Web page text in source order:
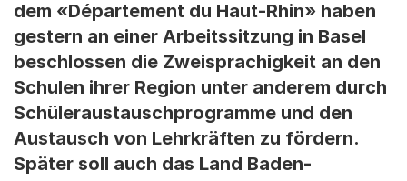
dem «Département du Haut-Rhin» haben
gestern an einer Arbeitssitzung in Basel
beschlossen die Zweisprachigkeit an den
Schulen ihrer Region unter anderem durch
Schüleraustauschprogramme und den
Austausch von Lehrkräften zu fördern.
Später soll auch das Land Baden-